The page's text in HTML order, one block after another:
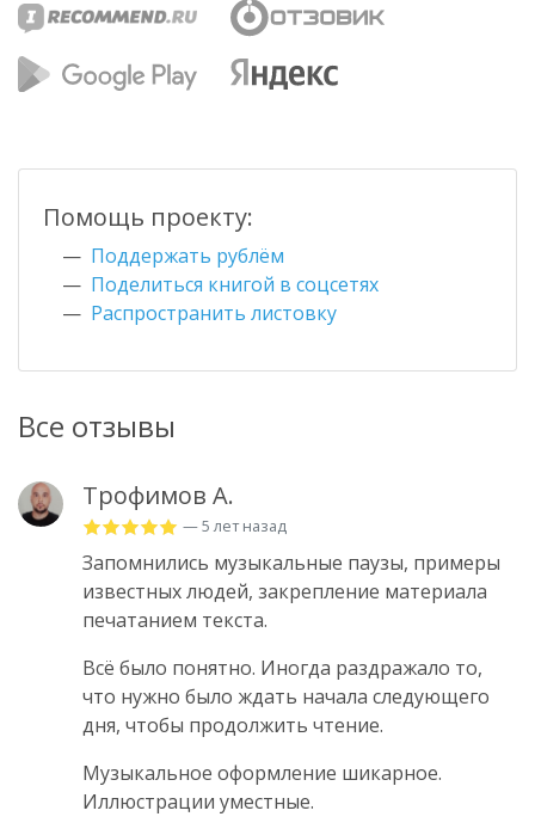
Все отзывы
Трофимов А.
— 5 лет назад
Запомнились музыкальные паузы, примеры
известных людей, закрепление материала
печатанием текста.
Всё было понятно. Иногда раздражало то,
что нужно было ждать начала следующего
дня, чтобы продолжить чтение.
Музыкальное оформление шикарное.
Иллюстрации уместные.
Помощь проекту:
Поддержать рублём
Поделиться книгой в соцсетях
Распространить листовку